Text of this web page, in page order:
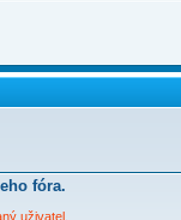
fóra.
uživatel.